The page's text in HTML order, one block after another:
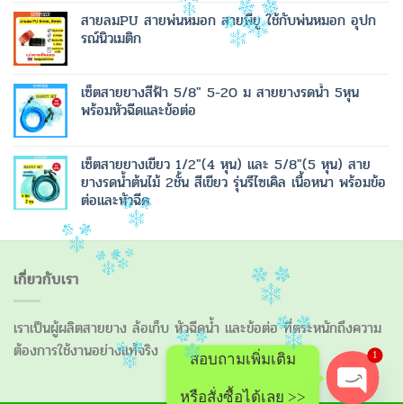
สายลมPU สายพ่นหมอก สายพียู ใช้กับพ่นหมอก อุปก
รณ์นิวเมติก
เซ็ตสายยางสีฟ้า 5/8" 5-20 ม สายยางรดน้ำ 5หุน
พร้อมหัวฉีดและข้อต่อ
เซ็ตสายยางเขียว 1/2"(4 หุน) และ 5/8"(5 หุน) สาย
ยางรดน้ำต้นไม้ 2ชั้น สีเขียว รุ่นรีไซเคิล เนื้อหนา พร้อมข้อ
ต่อและหัวฉีด
เกี่ยวกับเรา
เราเป็นผู้ผลิตสายยาง ล้อเก็บ หัวฉีดน้ำ และข้อต่อ ที่ตระหนักถึงความ
ต้องการใช้งานอย่างแท้จริง
สอบถามเพิ่มเติม
หรือสั่งซื้อได้เลย >>
1